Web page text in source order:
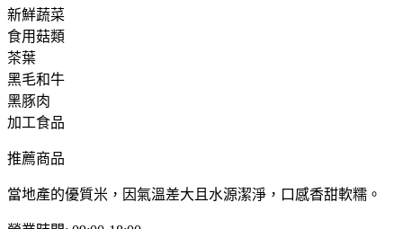
新鮮蔬菜
食用菇類
茶葉
黑毛和牛
黑豚肉
加工食品
推薦商品
當地產的優質米，因氣溫差大且水源潔淨，口感香甜軟糯。